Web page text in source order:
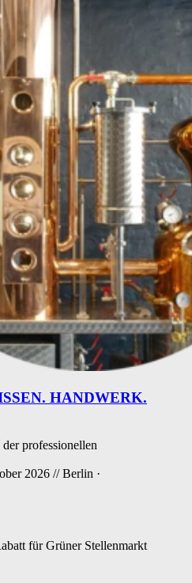
HANDWERK.
professionellen
2026 // Berlin ·
für Grüner Stellenmarkt